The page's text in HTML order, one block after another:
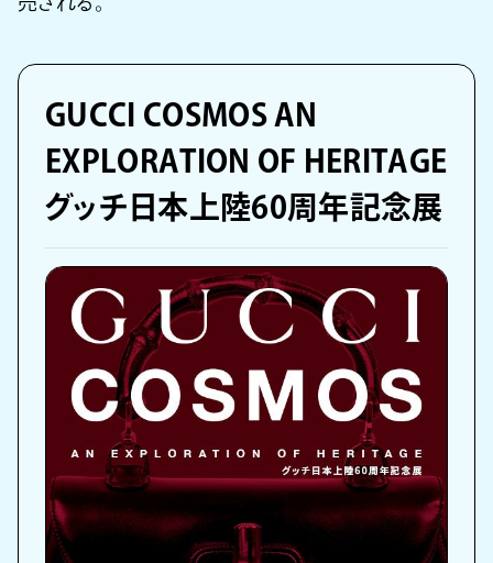
GUCCI COSMOS AN
EXPLORATION OF HERITAGE
グッチ日本上陸60周年記念展